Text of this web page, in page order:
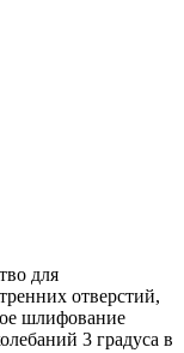
для
отверстий,
шлифование
3 градуса в